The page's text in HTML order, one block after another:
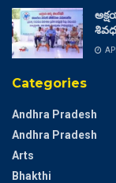
Categories
Andhra Pradesh
Andhra Pradesh
Arts
Bhakthi